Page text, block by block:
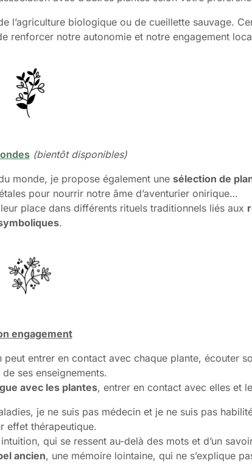
l’agriculture biologique ou de cueillette sauvage.
renforcer notre autonomie et notre engagement
(bientôt disponibles)
monde, je propose également une sélection de
pour nourrir notre âme d’aventurier onirique…
place dans différents rituels traditionnels liés aux
.
engagement
peut entrer en contact avec chaque plante, écouter
ses enseignements.
avec les plantes, entrer en contact avec elles et
je ne suis pas médecin et je ne suis pas
effet thérapeutique.
qui se ressent au-delà des mots et d’un
ancien, une mémoire lointaine, qui ne s’explique